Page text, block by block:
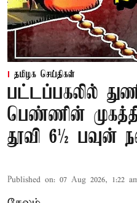
தமிழக செய்திகள்
பட்டப்பகலில்
பெண்ணின்
தூவி 6½ பவுன்
Published on: 07 Aug 2026, 1:22